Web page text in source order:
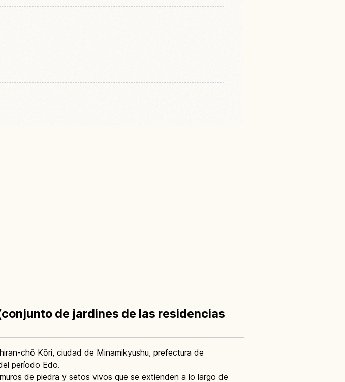
de jardines de las residencias
chō Kōri, ciudad de Minamikyushu, prefectura de
período Edo.
de piedra y setos vivos que se extienden a lo largo de